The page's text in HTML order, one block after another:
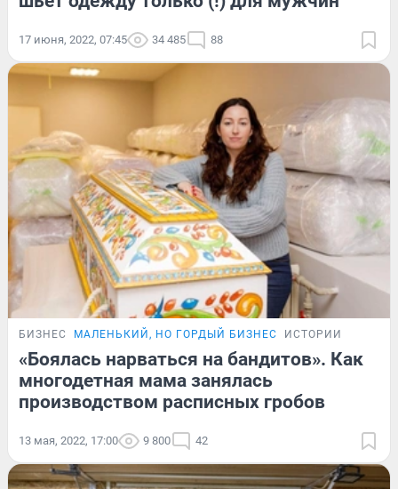
17 июня, 2022, 07:45 34 485 88
БИЗНЕС МАЛЕНЬКИЙ, НО ГОРДЫЙ БИЗНЕС ИСТОРИИ
«Боялась нарваться на бандитов». Как
многодетная мама занялась
производством расписных гробов
13 мая, 2022, 17:00 9 800 42